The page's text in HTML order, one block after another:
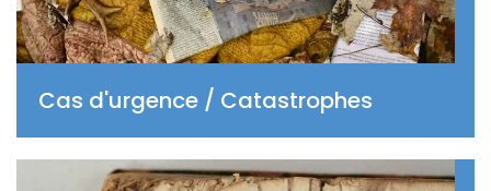
Cas d'urgence / Catastrophes